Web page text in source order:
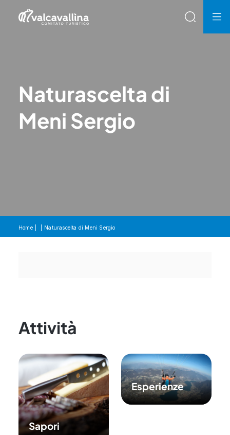
Naturascelta di
Meni Sergio
Home Naturascelta di Meni Sergio
Attività
Sapori
Esperienze